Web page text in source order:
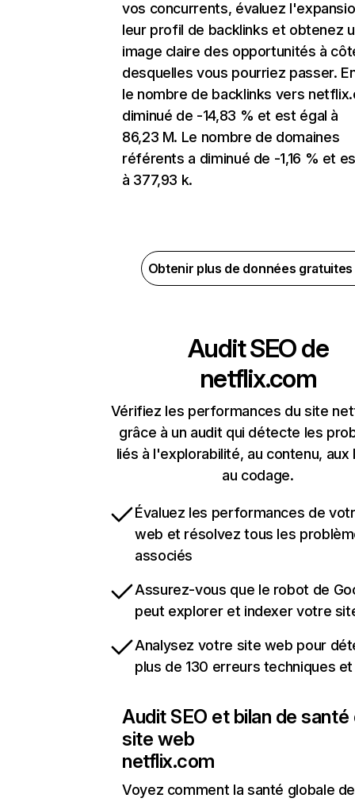
vos concurrents, évaluez
leur profil de backlinks et obtenez
image claire des opportunités à
desquelles vous pourriez passer.
le nombre de backlinks vers
diminué de -14,83 % et est égal à
86,23 M. Le nombre de domaines
référents a diminué de -1,16 % et
à 377,93 k.
Obtenir plus de données
Audit SEO de
netflix.com
Vérifiez les performances du site
grâce à un audit qui détecte les
liés à l'explorabilité, au contenu, aux
au codage.
Évaluez les performances de
web et résolvez tous les
associés
Assurez-vous que le robot de
peut explorer et indexer votre
Analysez votre site web pour
plus de 130 erreurs techniques et
Audit SEO et bilan de santé
site web
netflix.com
Voyez comment la santé globale